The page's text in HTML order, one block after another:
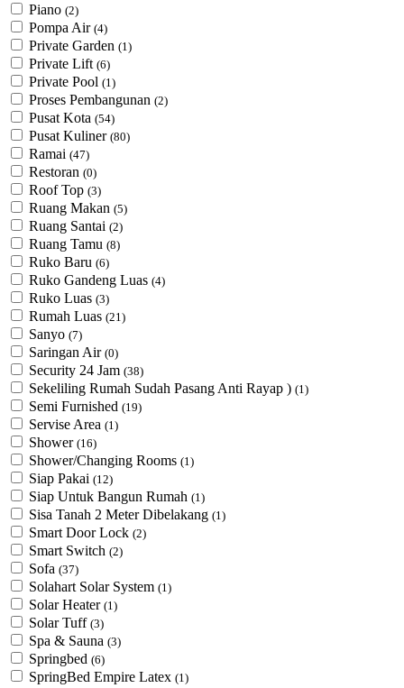
Piano (2)
Pompa Air (4)
Private Garden (1)
Private Lift (6)
Private Pool (1)
Proses Pembangunan (2)
Pusat Kota (54)
Pusat Kuliner (80)
Ramai (47)
Restoran (0)
Roof Top (3)
Ruang Makan (5)
Ruang Santai (2)
Ruang Tamu (8)
Ruko Baru (6)
Ruko Gandeng Luas (4)
Ruko Luas (3)
Rumah Luas (21)
Sanyo (7)
Saringan Air (0)
Security 24 Jam (38)
Sekeliling Rumah Sudah Pasang Anti Rayap ) (1)
Semi Furnished (19)
Servise Area (1)
Shower (16)
Shower/Changing Rooms (1)
Siap Pakai (12)
Siap Untuk Bangun Rumah (1)
Sisa Tanah 2 Meter Dibelakang (1)
Smart Door Lock (2)
Smart Switch (2)
Sofa (37)
Solahart Solar System (1)
Solar Heater (1)
Solar Tuff (3)
Spa & Sauna (3)
Springbed (6)
SpringBed Empire Latex (1)